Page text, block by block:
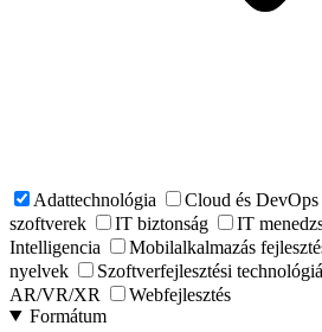
Adattechnológia Cloud és DevOps
szoftverek
IT biztonság IT
Intelligencia
Mobilalkalmazás
nyelvek
Szoftverfejlesztési
AR/VR/XR
Webfejlesztés
Formátum